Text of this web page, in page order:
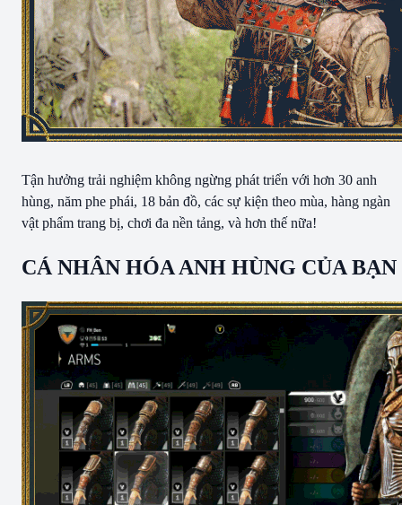
Tận hưởng trải nghiệm không ngừng phát triển với hơn 30 anh
hùng, năm phe phái, 18 bản đồ, các sự kiện theo mùa, hàng ngàn
vật phẩm trang bị, chơi đa nền tảng, và hơn thế nữa!
CÁ NHÂN HÓA ANH HÙNG CỦA BẠN